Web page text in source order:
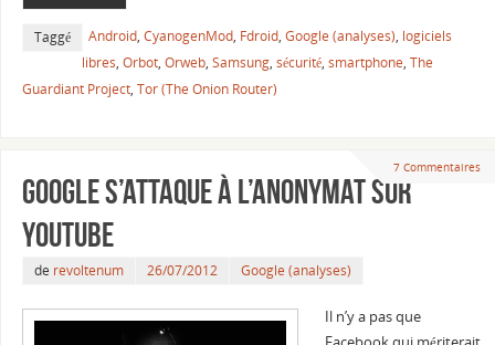
Taggé Android, CyanogenMod, Fdroid, Google (analyses), logiciels
libres, Orbot, Orweb, Samsung, sécurité, smartphone, The
Guardiant Project, Tor (The Onion Router)
7 Commentaires
Google s’attaque à l’anonymat sur
YouTube
de revoltenum 26/07/2012 Google (analyses)
Il n’y a pas que